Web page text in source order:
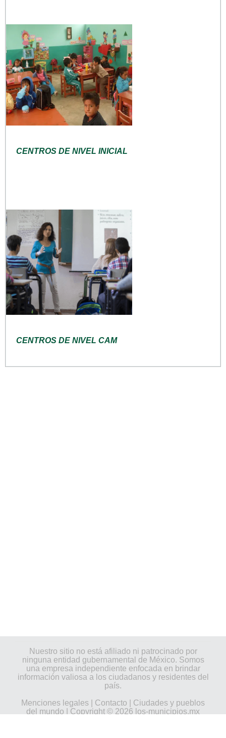
CENTROS DE NIVEL INICIAL
CENTROS DE NIVEL CAM
Nuestro sitio no está afiliado ni patrocinado por
ninguna entidad gubernamental de México. Somos
una empresa independiente enfocada en brindar
información valiosa a los ciudadanos y residentes del
país.
Menciones legales
Contacto
Ciudades y pueblos
del mundo | Copyright © 2026 los-municipios.mx